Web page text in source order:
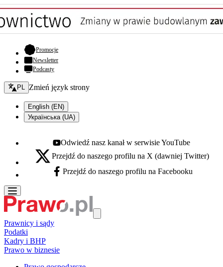
Promocje- otwiera się w nowej karcie
Newsletter
Podcasty
Zmień język - bieżący:
PL Zmień język strony
English (EN)
Українська (UA)
Youtube - otwiera się w nowej karcie
Odwiedź nasz kanał w serwisie YouTube
X - otwiera się w nowej karcie
Przejdź do naszego profilu na X (dawniej Twitter)
Facebook - otwiera się w nowej karcie
Przejdź do naszego profilu na Facebooku
Prawnicy i sądy
Podatki
Kadry i BHP
Prawo w biznesie